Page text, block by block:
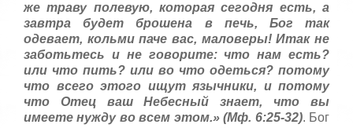
же траву полевую, которая сегодня есть, а
завтра будет брошена в печь, Бог так
одевает, кольми паче вас, маловеры! Итак не
заботьтесь и не говорите: что нам есть?
или что пить? или во что одеться? потому
что всего этого ищут язычники, и потому
что Отец ваш Небесный знает, что вы
имеете нужду во всем этом.» (Мф. 6:25-32). Бог